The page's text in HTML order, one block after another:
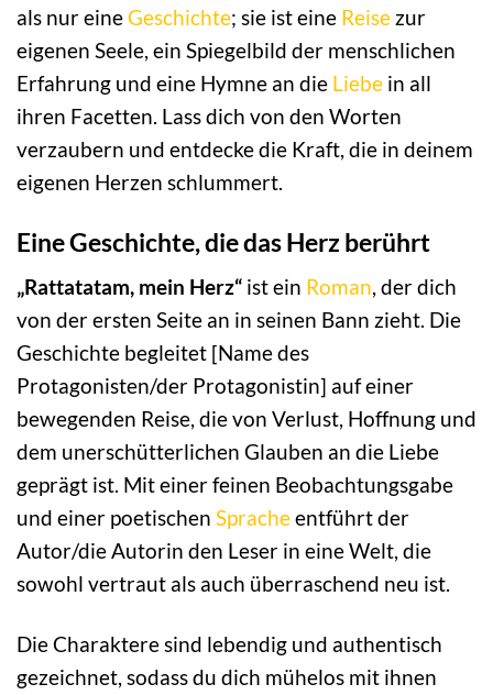
als nur eineGeschichte; sie ist eine Reise zur
eigenen Seele, ein Spiegelbild der menschlichen
Erfahrung und eine Hymne an die Liebe in all
ihren Facetten. Lass dich von den Worten
verzaubern und entdecke die Kraft, die in deinem
eigenen Herzen schlummert.
Eine Geschichte, die das Herz berührt
„Rattatatam, mein Herz“ ist ein Roman, der dich
von der ersten Seite an in seinen Bann zieht. Die
Geschichte begleitet [Name des
Protagonisten/der Protagonistin] auf einer
bewegenden Reise, die von Verlust, Hoffnung und
dem unerschütterlichen Glauben an die Liebe
geprägt ist. Mit einer feinen Beobachtungsgabe
und einer poetischen Spracheentführt der
Autor/die Autorin den Leser in eine Welt, die
sowohl vertraut als auch überraschend neu ist.
Die Charaktere sind lebendig und authentisch
gezeichnet, sodass du dich mühelos mit ihnen